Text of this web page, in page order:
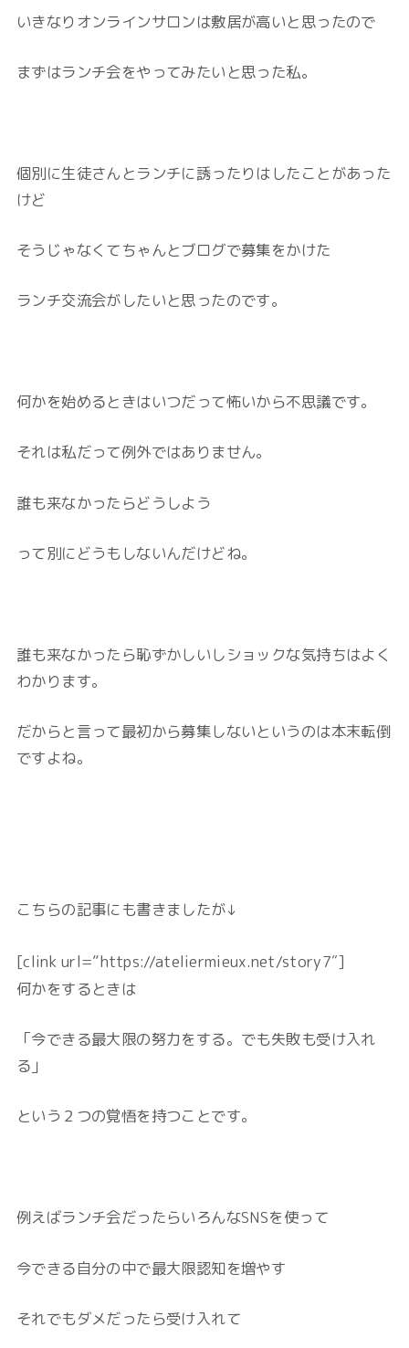
いきなりオンラインサロンは敷居が高いと思ったので
まずはランチ会をやってみたいと思った私。
個別に生徒さんとランチに誘ったりはしたことがあった
けど
そうじゃなくてちゃんとブログで募集をかけた
ランチ交流会がしたいと思ったのです。
何かを始めるときはいつだって怖いから不思議です。
それは私だって例外ではありません。
誰も来なかったらどうしよう
って別にどうもしないんだけどね。
誰も来なかったら恥ずかしいしショックな気持ちはよく
わかります。
だからと言って最初から募集しないというのは本末転倒
ですよね。
こちらの記事にも書きましたが↓
[clink url=”https://ateliermieux.net/story7″]
何かをするときは
「今できる最大限の努力をする。でも失敗も受け入れ
る」
という２つの覚悟を持つことです。
例えばランチ会だったらいろんなSNSを使って
今できる自分の中で最大限認知を増やす
それでもダメだったら受け入れて